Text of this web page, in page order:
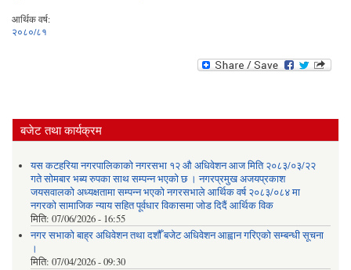
आर्थिक वर्ष:
२०८०/८१
बजेट तथा कार्यक्रम
यस कटहरिया नगरपालिकाको नगरसभा १२ औ अधिवेशन आज मिति २०८३/०३/२२
गते सोमबार भब्य रुपका साथ सम्पन्न भएको छ । नगरप्रमुख अजयप्रकाश
जयसवालको अध्यक्षतामा सम्पन्न भएको नगरसभाले आर्थिक वर्ष २०८३/०८४ मा
नगरको सामाजिक न्याय सहित पूर्वधार विकासमा जोड दिदैं आर्थिक विक
मिति: 07/06/2026 - 16:55
नगर सभाको बाह्र अधिवेशन तथा दशौँ बजेट अधिवेशन आह्वान गरिएको सम्बन्धी सूचना
।
मिति: 07/04/2026 - 09:30